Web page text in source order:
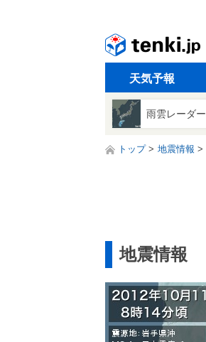
天気予報
雨雲レーダー
トップ 地震情報
地震情報